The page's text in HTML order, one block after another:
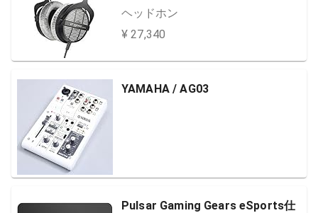
ヘッドホン
¥ 27,340
YAMAHA / AG03
Pulsar Gaming Gears eSports仕